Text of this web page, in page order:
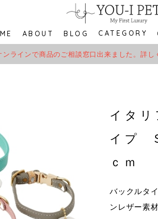
ンラインで商品のご相談窓口出来ました。詳し
ABOUT BLOG CATEGORY
イタ
イプ
ｃｍ
バックルタ
ンレザー素